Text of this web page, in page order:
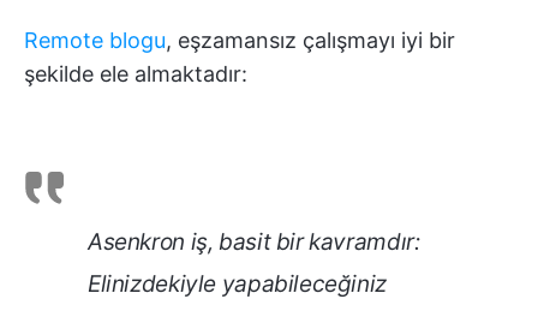
Remote blogu, eşzamansız çalışmayı iyi bir
şekilde ele almaktadır:
Asenkron iş, basit bir kavramdır:
Elinizdekiyle yapabileceğiniz